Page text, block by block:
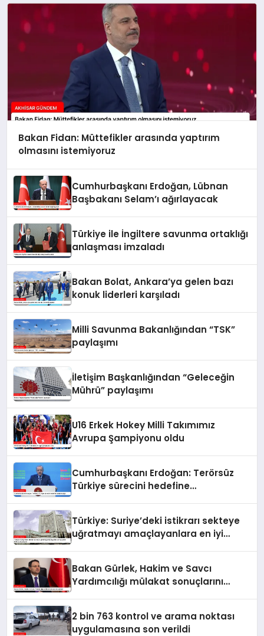
Bakan Fidan: Müttefikler arasında yaptırım
olmasını istemiyoruz
Cumhurbaşkanı Erdoğan, Lübnan
Başbakanı Selam’ı ağırlayacak
Türkiye ile İngiltere savunma ortaklığı
anlaşması imzaladı
Bakan Bolat, Ankara’ya gelen bazı
konuk liderleri karşıladı
Milli Savunma Bakanlığından “TSK”
paylaşımı
İletişim Başkanlığından “Geleceğin
Mührü” paylaşımı
U16 Erkek Hokey Milli Takımımız
Avrupa Şampiyonu oldu
Cumhurbaşkanı Erdoğan: Terörsüz
Türkiye sürecini hedefine
Türkiye: Suriye’deki istikrarı sekteye
uğratmayı amaçlayanlara en iyi
Bakan Gürlek, Hakim ve Savcı
Yardımcılığı mülakat sonuçlarını
2 bin 763 kontrol ve arama noktası
uygulamasına son verildi